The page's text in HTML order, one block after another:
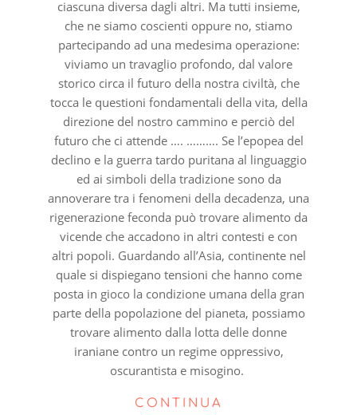
ciascuna diversa dagli altri. Ma tutti insieme,
che ne siamo coscienti oppure no, stiamo
partecipando ad una medesima operazione:
viviamo un travaglio profondo, dal valore
storico circa il futuro della nostra civiltà, che
tocca le questioni fondamentali della vita, della
direzione del nostro cammino e perciò del
futuro che ci attende …. ………. Se l’epopea del
declino e la guerra tardo puritana al linguaggio
ed ai simboli della tradizione sono da
annoverare tra i fenomeni della decadenza, una
rigenerazione feconda può trovare alimento da
vicende che accadono in altri contesti e con
altri popoli. Guardando all’Asia, continente nel
quale si dispiegano tensioni che hanno come
posta in gioco la condizione umana della gran
parte della popolazione del pianeta, possiamo
trovare alimento dalla lotta delle donne
iraniane contro un regime oppressivo,
oscurantista e misogino.
CONTINUA